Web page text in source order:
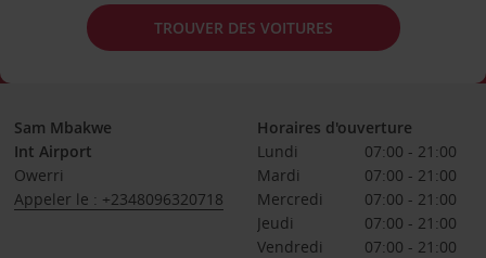
TROUVER DES VOITURES
Sam Mbakwe
Int Airport
Owerri
Appeler le : +2348096320718
Horaires d'ouverture
Lundi
07:00 - 21:00
Mardi
07:00 - 21:00
Mercredi
07:00 - 21:00
Jeudi
07:00 - 21:00
Vendredi
07:00 - 21:00